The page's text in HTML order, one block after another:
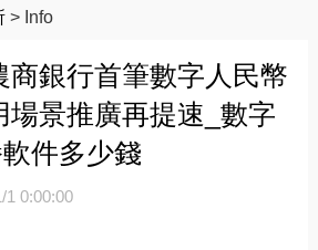
> Info
商銀行首筆數字人民幣
場景推廣再提速_數字
件多少錢
1 0:00:00